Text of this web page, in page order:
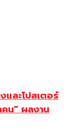
ละโปสเตอร์
น” ผลงาน